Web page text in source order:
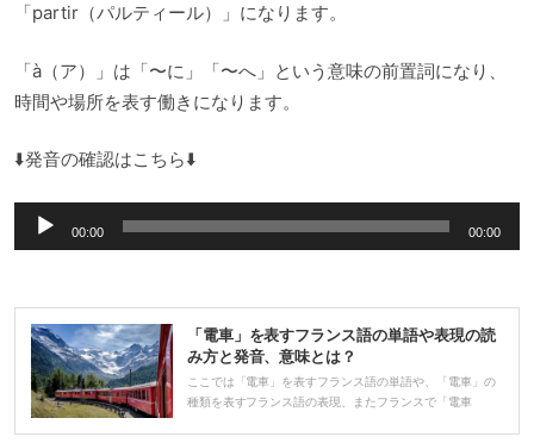
「partir（パルティール）」になります。
「à（ア）」は「〜に」「〜へ」という意味の前置詞になり、
時間や場所を表す働きになります。
⬇️発音の確認はこちら⬇️
声
ー
ヤ
ー
00:00 00:00
「電車」を表すフランス語の単語や表現の読
み方と発音、意味とは？
ここでは「電車」を表すフランス語の単語や、「電車」の
種類を表すフランス語の表現、またフランスで「電車